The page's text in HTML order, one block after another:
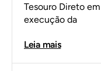
Tesouro Direto
execução da
Leia mais